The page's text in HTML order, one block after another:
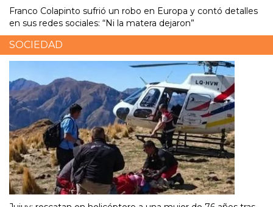
Franco Colapinto sufrió un robo en Europa y contó detalles
en sus redes sociales: “Ni la matera dejaron”
SOCIEDAD